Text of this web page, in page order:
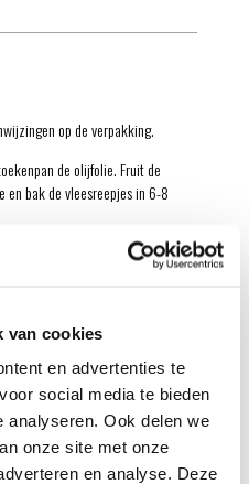
van cookies
en advertenties te
social media te bieden
analyseren. Ook delen we
onze site met onze
en analyse. Deze
op de verpakking.
de olijfolie. Fruit de
en bak de vleesreepjes in 6-8
en de komkommertjes in plakjes.
Schep de gyros erop.
de loaded fries. Bestrooi met de
platte peterselie.
gyros zit je in no-time in